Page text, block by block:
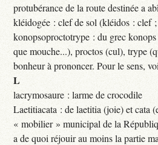
protubérance de la route destinée a
kléidogée : clef de sol (kléidos : clef
konopsoproctotrype : du grec
que mouche...), proctos (cul), trype
bonheur à prononcer. Pour le sens,
L
lacrymosaure : larme de crocodile
Laetitiacata : de laetitia (joie) et cata
« mobilier » municipal de la
a de quoi réjouir au moins la partie